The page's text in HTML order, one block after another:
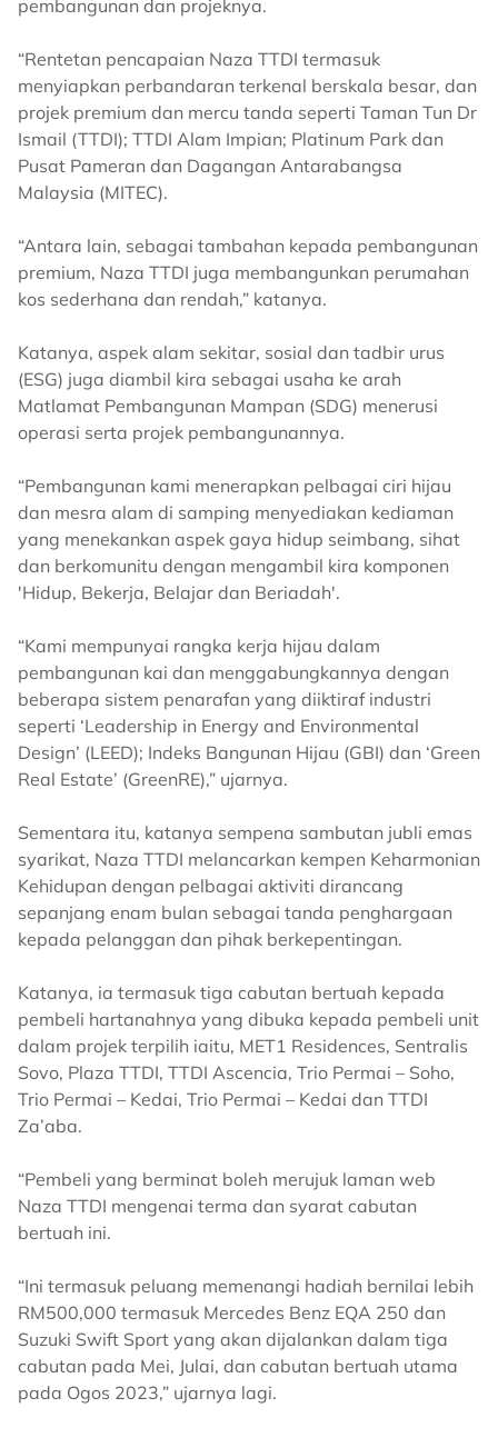
pembangunan dan projeknya.
“Rentetan pencapaian Naza TTDI termasuk
menyiapkan perbandaran terkenal berskala besar, dan
projek premium dan mercu tanda seperti Taman Tun Dr
Ismail (TTDI); TTDI Alam Impian; Platinum Park dan
Pusat Pameran dan Dagangan Antarabangsa
Malaysia (MITEC).
“Antara lain, sebagai tambahan kepada pembangunan
premium, Naza TTDI juga membangunkan perumahan
kos sederhana dan rendah,” katanya.
Katanya, aspek alam sekitar, sosial dan tadbir urus
(ESG) juga diambil kira sebagai usaha ke arah
Matlamat Pembangunan Mampan (SDG) menerusi
operasi serta projek pembangunannya.
“Pembangunan kami menerapkan pelbagai ciri hijau
dan mesra alam di samping menyediakan kediaman
yang menekankan aspek gaya hidup seimbang, sihat
dan berkomunitu dengan mengambil kira komponen
'Hidup, Bekerja, Belajar dan Beriadah'.
“Kami mempunyai rangka kerja hijau dalam
pembangunan kai dan menggabungkannya dengan
beberapa sistem penarafan yang diiktiraf industri
seperti ‘Leadership in Energy and Environmental
Design’ (LEED); Indeks Bangunan Hijau (GBI) dan ‘Green
Real Estate’ (GreenRE),” ujarnya.
Sementara itu, katanya sempena sambutan jubli emas
syarikat, Naza TTDI melancarkan kempen Keharmonian
Kehidupan dengan pelbagai aktiviti dirancang
sepanjang enam bulan sebagai tanda penghargaan
kepada pelanggan dan pihak berkepentingan.
Katanya, ia termasuk tiga cabutan bertuah kepada
pembeli hartanahnya yang dibuka kepada pembeli unit
dalam projek terpilih iaitu, MET1 Residences, Sentralis
Sovo, Plaza TTDI, TTDI Ascencia, Trio Permai – Soho,
Trio Permai – Kedai, Trio Permai – Kedai dan TTDI
Za’aba.
“Pembeli yang berminat boleh merujuk laman web
Naza TTDI mengenai terma dan syarat cabutan
bertuah ini.
“Ini termasuk peluang memenangi hadiah bernilai lebih
RM500,000 termasuk Mercedes Benz EQA 250 dan
Suzuki Swift Sport yang akan dijalankan dalam tiga
cabutan pada Mei, Julai, dan cabutan bertuah utama
pada Ogos 2023,” ujarnya lagi.